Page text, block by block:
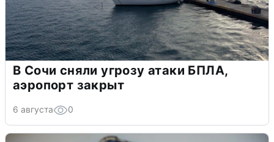
В Сочи сняли угрозу атаки БПЛА,
аэропорт закрыт
6 августа 0